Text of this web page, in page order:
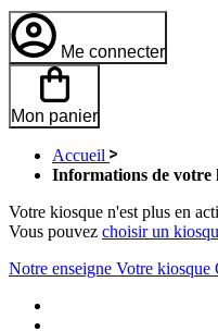
Me connecter
Mon panier
Accueil
Informations de votre
Votre kiosque n'est plus en
Vous pouvez choisir un
Notre enseigne Votre kiosque